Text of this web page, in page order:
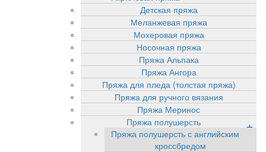
Детская пряжа
Меланжевая пряжа
Мохеровая пряжа
Носочная пряжа
Пряжа Альпака
Пряжа Ангора
Пряжа для пледа (толстая пряжа)
Пряжа для ручного вязания
Пряжа Меринос
Пряжа полушерсть
+
Пряжа полушерсть с английским
кроссбредом